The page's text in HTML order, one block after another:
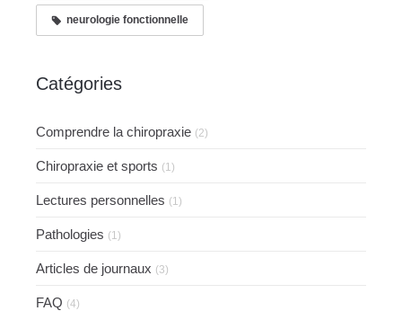
neurologie fonctionnelle
Catégories
Comprendre la chiropraxie (2)
Chiropraxie et sports (1)
Lectures personnelles (1)
Pathologies (1)
Articles de journaux (3)
FAQ (4)